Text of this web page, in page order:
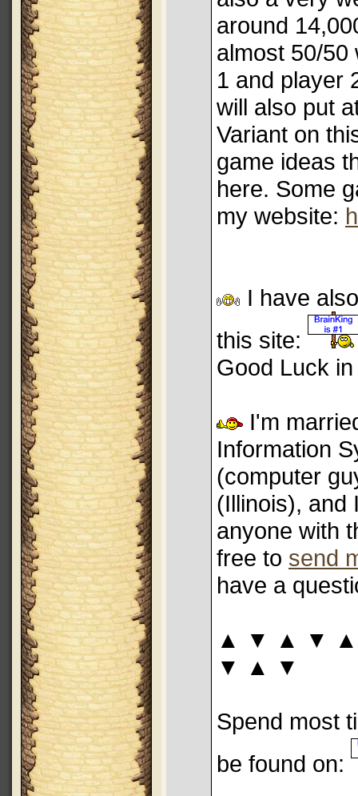
around
almost 50/50
1 and player
will also put
Variant on
game ideas
here. Some
my website:
I have
this site:
Good Luck
I'm
Information
(computer
(Illinois), and
anyone with
free to send
have a
▲ ▼ ▲ ▼
▼ ▲ ▼
Spend most
be found on: